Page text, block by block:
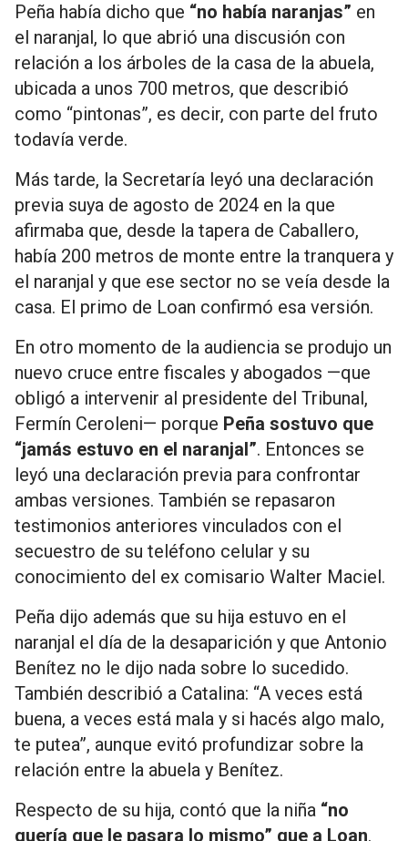
Peña había dicho que “no había naranjas” en
el naranjal, lo que abrió una discusión con
relación a los árboles de la casa de la abuela,
ubicada a unos 700 metros, que describió
como “pintonas”, es decir, con parte del fruto
todavía verde.
Más tarde, la Secretaría leyó una declaración
previa suya de agosto de 2024 en la que
afirmaba que, desde la tapera de Caballero,
había 200 metros de monte entre la tranquera y
el naranjal y que ese sector no se veía desde la
casa. El primo de Loan confirmó esa versión.
En otro momento de la audiencia se produjo un
nuevo cruce entre fiscales y abogados —que
obligó a intervenir al presidente del Tribunal,
Fermín Ceroleni— porque Peña sostuvo que
“jamás estuvo en el naranjal”. Entonces se
leyó una declaración previa para confrontar
ambas versiones. También se repasaron
testimonios anteriores vinculados con el
secuestro de su teléfono celular y su
conocimiento del ex comisario Walter Maciel.
Peña dijo además que su hija estuvo en el
naranjal el día de la desaparición y que Antonio
Benítez no le dijo nada sobre lo sucedido.
También describió a Catalina: “A veces está
buena, a veces está mala y si hacés algo malo,
te putea”, aunque evitó profundizar sobre la
relación entre la abuela y Benítez.
Respecto de su hija, contó que la niña “no
quería que le pasara lo mismo” que a Loan.